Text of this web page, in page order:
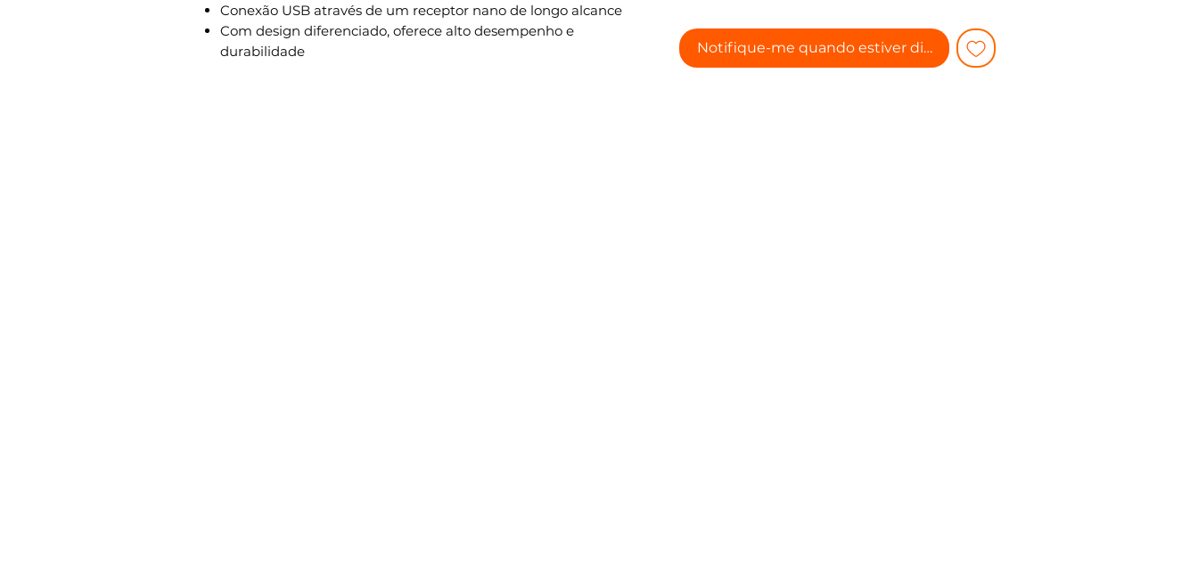
Conexão USB através de um receptor nano de longo alcance
Com design diferenciado, oferece alto desempenho e
durabilidade
Notifique-me quando estiver disponível